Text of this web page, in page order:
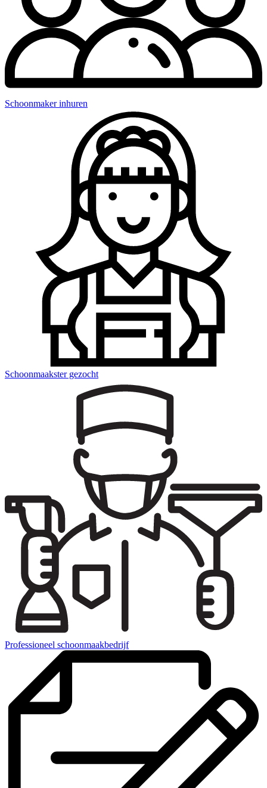
Schoonmaker inhuren
Schoonmaakster gezocht
Professioneel schoonmaakbedrijf